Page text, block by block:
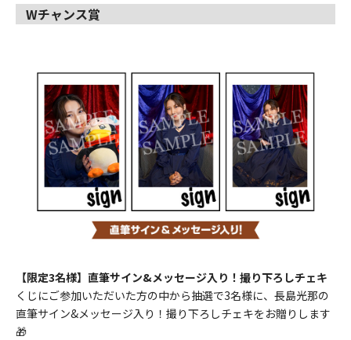
Wチャンス賞
【限定3名様】直筆サイン&メッセージ入り！撮り下ろしチェキ
くじにご参加いただいた方の中から抽選で3名様に、長島光那の
直筆サイン&メッセージ入り！撮り下ろしチェキをお贈りします
🎁